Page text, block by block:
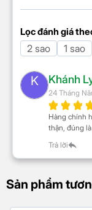
phụ
cấp, lướt trơn
Lọc đánh giá
2 sao
1 sao
K Khánh
24 Tháng
Hàng chính
thận, đúng
Trả lời
Sản phẩm